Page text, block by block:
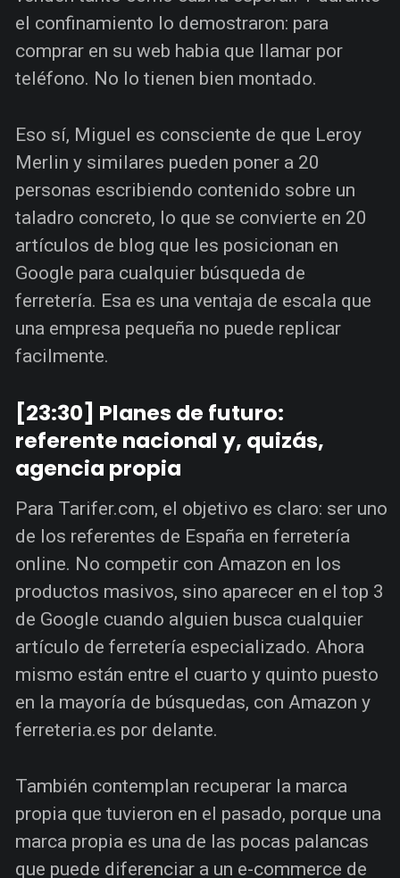
el confinamiento lo demostraron: para
comprar en su web habia que llamar por
teléfono. No lo tienen bien montado.
Eso sí, Miguel es consciente de que Leroy
Merlin y similares pueden poner a 20
personas escribiendo contenido sobre un
taladro concreto, lo que se convierte en 20
artículos de blog que les posicionan en
Google para cualquier búsqueda de
ferretería. Esa es una ventaja de escala que
una empresa pequeña no puede replicar
facilmente.
[23:30] Planes de futuro:
referente nacional y, quizás,
agencia propia
Para Tarifer.com, el objetivo es claro: ser uno
de los referentes de España en ferretería
online. No competir con Amazon en los
productos masivos, sino aparecer en el top 3
de Google cuando alguien busca cualquier
artículo de ferretería especializado. Ahora
mismo están entre el cuarto y quinto puesto
en la mayoría de búsquedas, con Amazon y
ferreteria.es por delante.
También contemplan recuperar la marca
propia que tuvieron en el pasado, porque una
marca propia es una de las pocas palancas
que puede diferenciar a un e-commerce de